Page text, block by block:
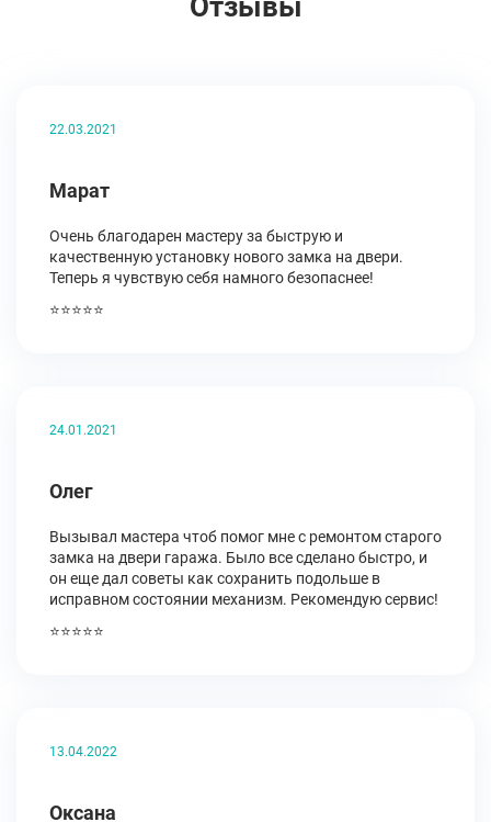
Отзывы
22.03.2021
Марат
Очень благодарен мастеру за быструю и
качественную установку нового замка на двери.
Теперь я чувствую себя намного безопаснее!
⭐⭐⭐⭐⭐
24.01.2021
Олег
Вызывал мастера чтоб помог мне с ремонтом старого
замка на двери гаража. Было все сделано быстро, и
он еще дал советы как сохранить подольше в
исправном состоянии механизм. Рекомендую сервис!
⭐⭐⭐⭐⭐
13.04.2022
Оксана